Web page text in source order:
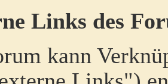
Links des
kann